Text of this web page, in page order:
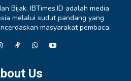
Bijak. IBTimes.ID adalah media
melalui sudut pandang yang
masyarakat pembaca.
Us